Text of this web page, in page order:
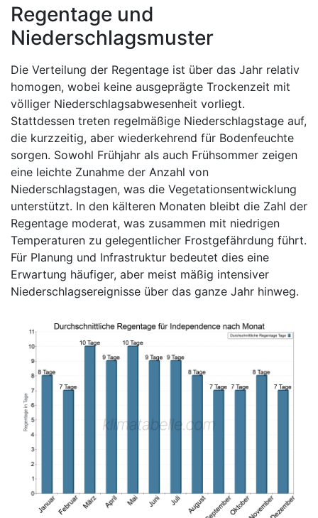
Regentage und
Niederschlagsmuster
Die Verteilung der Regentage ist über das Jahr relativ
homogen, wobei keine ausgeprägte Trockenzeit mit
völliger Niederschlagsabwesenheit vorliegt.
Stattdessen treten regelmäßige Niederschlagstage auf,
die kurzzeitig, aber wiederkehrend für Bodenfeuchte
sorgen. Sowohl Frühjahr als auch Frühsommer zeigen
eine leichte Zunahme der Anzahl von
Niederschlagstagen, was die Vegetationsentwicklung
unterstützt. In den kälteren Monaten bleibt die Zahl der
Regentage moderat, was zusammen mit niedrigen
Temperaturen zu gelegentlicher Frostgefährdung führt.
Für Planung und Infrastruktur bedeutet dies eine
Erwartung häufiger, aber meist mäßig intensiver
Niederschlagsereignisse über das ganze Jahr hinweg.